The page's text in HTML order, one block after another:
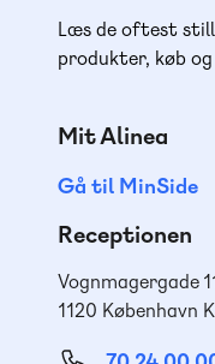
Læs de oftest
produkter, køb
Mit Alinea
Gå til MinSide
Receptionen
Vognmagergade
1120 København K